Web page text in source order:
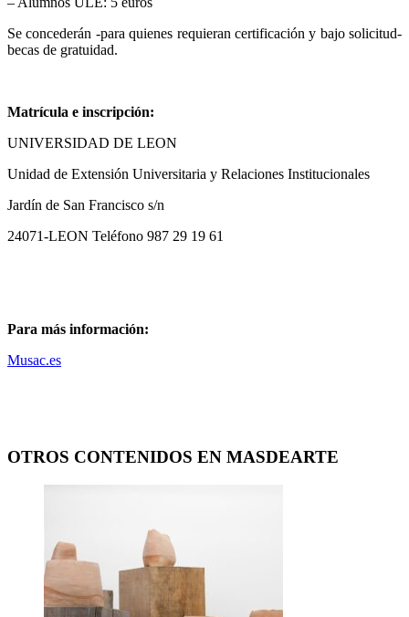
Se concederán -para quienes requieran certificación y bajo solicitud-
becas de gratuidad.
Matrícula e inscripción:
UNIVERSIDAD DE LEON
Unidad de Extensión Universitaria y Relaciones Institucionales
Jardín de San Francisco s/n
24071-LEON Teléfono 987 29 19 61
Para más información:
Musac.es
OTROS CONTENIDOS EN MASDEARTE